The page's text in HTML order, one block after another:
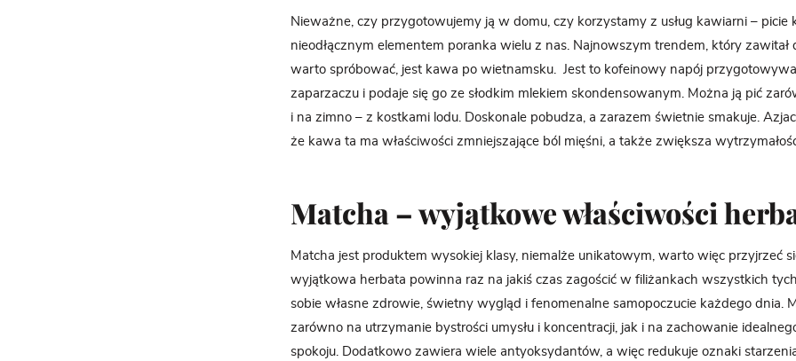
Nieważne, czy przygotowujemy ją w domu, czy korzystamy z usług kawiarni – picie
nieodłącznym elementem poranka wielu z nas. Najnowszym trendem, który zawitał
warto spróbować, jest kawa po wietnamsku. Jest to kofeinowy napój
zaparzaczu i podaje się go ze słodkim mlekiem skondensowanym. Można ją pić
i na zimno – z kostkami lodu. Doskonale pobudza, a zarazem świetnie smakuje.
że kawa ta ma właściwości zmniejszające ból mięśni, a także zwiększa
Matcha– wyjątkowe właściwości
Matcha jest produktem wysokiej klasy, niemalże unikatowym, warto więc przyjrzeć
wyjątkowa herbata powinna raz na jakiś czas zagościć w filiżankach wszystkich
sobie własne zdrowie, świetny wygląd i fenomenalne samopoczucie każdego dnia.
zarówno na utrzymanie bystrości umysłu i koncentracji, jak i na zachowanie
spokoju. Dodatkowo zawiera wiele antyoksydantów, a więc redukuje oznaki